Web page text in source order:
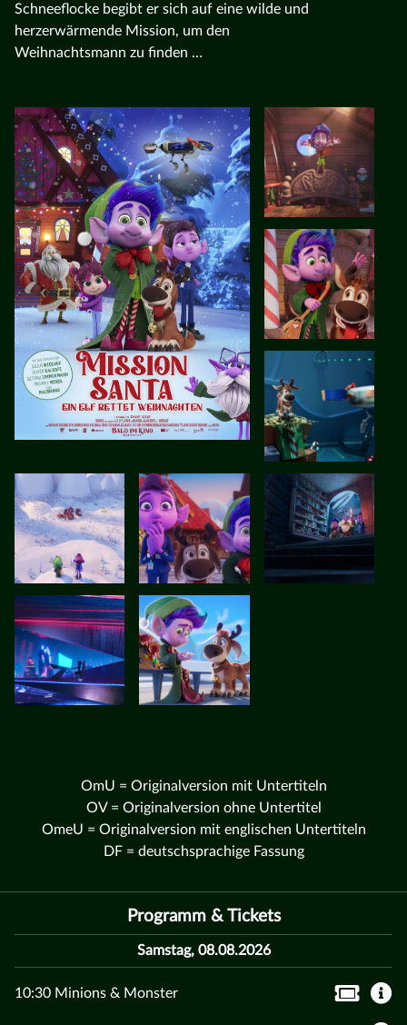
Schneeflocke begibt er sich auf eine wilde und
herzerwärmende Mission, um den
Weihnachtsmann zu finden …
OmU = Originalversion mit Untertiteln
OV = Originalversion ohne Untertitel
OmeU = Originalversion mit englischen Untertiteln
DF = deutschsprachige Fassung
Programm & Tickets
Samstag, 08.08.2026
10:30 Minions & Monster